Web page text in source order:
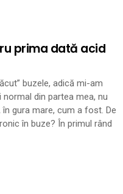
prima dată acid
buzele, adică mi-am
din partea mea, nu
gura mare, cum a fost. De
în buze? În primul rând